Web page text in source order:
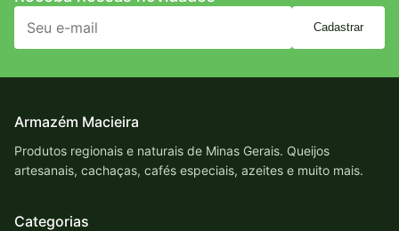
Cadastrar
Armazém Macieira
Produtos regionais e naturais de Minas Gerais. Queijos
artesanais, cachaças, cafés especiais, azeites e muito mais.
Categorias